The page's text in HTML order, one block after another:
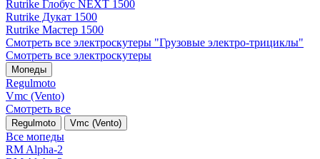
Rutrike Глобус NEXT 1500
Rutrike Дукат 1500
Rutrike Мастер 1500
Смотреть все электро­скутеры "Грузовые электро‑трициклы"
Смотреть все электро­скутеры
Мопеды
Regulmoto
Vmc (Vento)
Смотреть все
Regulmoto Vmc (Vento)
Все мопеды
RM Alpha-2